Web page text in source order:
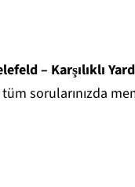
– Karşılıklı
sorularınızda